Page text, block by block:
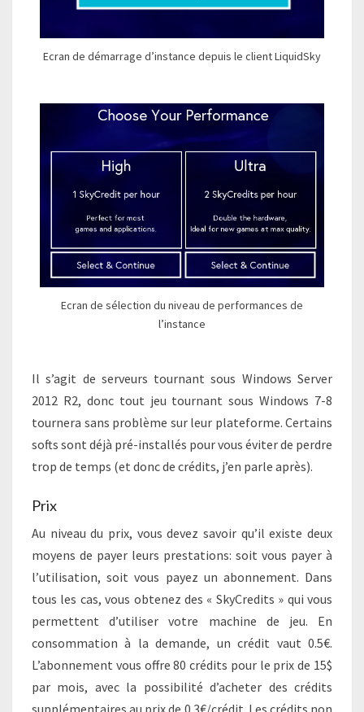
Ecran de démarrage d’instance depuis le client LiquidSky
Ecran de sélection du niveau de performances de
l’instance
Il s’agit de serveurs tournant sous Windows Server
2012 R2, donc tout jeu tournant sous Windows 7-8
tournera sans problème sur leur plateforme. Certains
softs sont déjà pré-installés pour vous éviter de perdre
trop de temps (et donc de crédits, j’en parle après).
Prix
Au niveau du prix, vous devez savoir qu’il existe deux
moyens de payer leurs prestations: soit vous payer à
l’utilisation, soit vous payez un abonnement. Dans
tous les cas, vous obtenez des « SkyCredits » qui vous
permettent d’utiliser votre machine de jeu. En
consommation à la demande, un crédit vaut 0.5€.
L’abonnement vous offre 80 crédits pour le prix de 15$
par mois, avec la possibilité d’acheter des crédits
supplémentaires au prix de 0.3€/crédit. Les crédits non